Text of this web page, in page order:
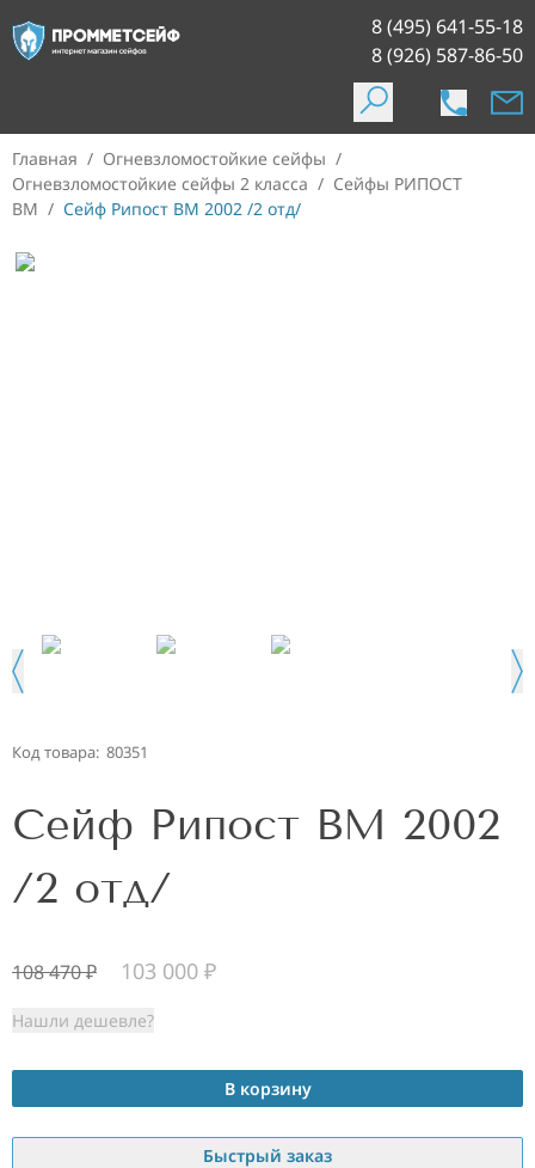
8 (495) 641-55-18
8 (926) 587-86-50
Главная / Огневзломостойкие сейфы /
Огневзломостойкие сейфы 2 класса / Сейфы РИПОСТ
ВМ / Сейф Рипост ВМ 2002 /2 отд/
Код товара: 80351
Сейф Рипост ВМ 2002
/2 отд/
108 470₽ 103 000 ₽
Нашли дешевле?
В корзину
Быстрый заказ